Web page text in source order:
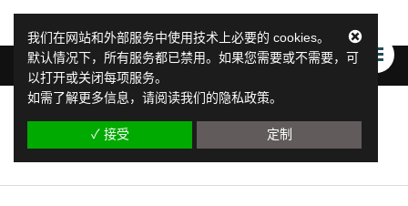
LeapLytics
飞跃报告解决方案
我们在网站和外部服务中使用技术上必要的 cookies。
默认情况下，所有服务都已禁用。如果您需要或不需要，可
以打开或关闭每项服务。
如需了解更多信息，请阅读我们的隐私政策。
✓ 接受 定制